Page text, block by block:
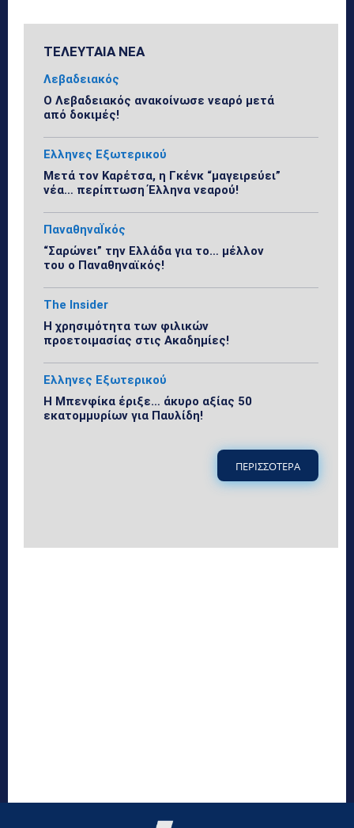
ΤΕΛΕΥΤΑΙΑ ΝΕΑ
Λεβαδειακός
Ο Λεβαδειακός ανακοίνωσε νεαρό μετά
από δοκιμές!
Ελληνες Εξωτερικού
Μετά τον Καρέτσα, η Γκένκ “μαγειρεύει”
νέα… περίπτωση Έλληνα νεαρού!
ΠαναθηναΪκός
“Σαρώνει” την Ελλάδα για το… μέλλον
του ο Παναθηναϊκός!
The Insider
Η χρησιμότητα των φιλικών
προετοιμασίας στις Ακαδημίες!
Ελληνες Εξωτερικού
Η Μπενφίκα έριξε… άκυρο αξίας 50
εκατομμυρίων για Παυλίδη!
ΠΕΡΙΣΣΟΤΕΡΑ